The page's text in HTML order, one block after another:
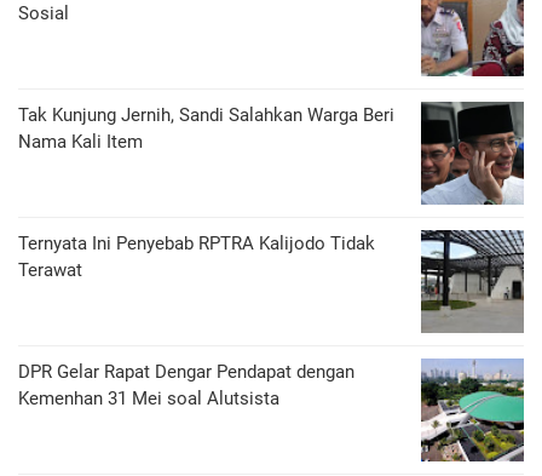
Sosial
Tak Kunjung Jernih, Sandi Salahkan Warga Beri
Nama Kali Item
Ternyata Ini Penyebab RPTRA Kalijodo Tidak
Terawat
DPR Gelar Rapat Dengar Pendapat dengan
Kemenhan 31 Mei soal Alutsista